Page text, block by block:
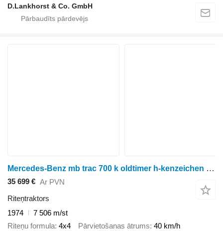
D.Lankhorst & Co. GmbH
Mercedes-Benz mb trac 700 k oldtimer h-kenzeichen kipper
35 699 € Ar PVN
Riteņtraktors
1974
7 506 m/st
Riteņu formula 4x4 Pārvietošanas ātrums 40 km/h